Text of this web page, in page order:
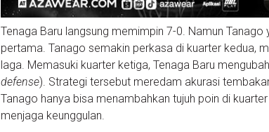
Tenaga Baru langsung memimpin 7-0. Namun
pertama. Tanago semakin perkasa di kuarter kedua,
laga. Memasuki kuarter ketiga, Tenaga Baru
defense). Strategi tersebut meredam akurasi
Tanago hanya bisa menambahkan tujuh poin di
menjaga keunggulan.